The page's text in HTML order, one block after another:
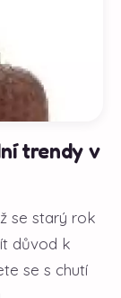
trendy v
se starý rok
důvod k
se s chutí